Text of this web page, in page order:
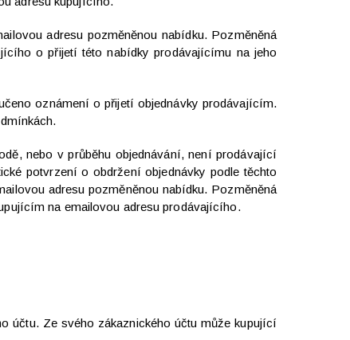
adresu pozměněnou nabídku. Pozměněná
o přijetí této nabídky prodávajícímu na jeho
oznámení o přijetí objednávky prodávajícím.
nebo v průběhu objednávání, není prodávající
potvrzení o obdržení objednávky podle těchto
adresu pozměněnou nabídku. Pozměněná
na emailovou adresu prodávajícího.
účtu. Ze svého zákaznického účtu může kupující